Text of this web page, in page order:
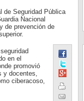
de Seguridad Pública
Nacional
de prevención de
en el
promovió
y docentes,
ciberacoso,